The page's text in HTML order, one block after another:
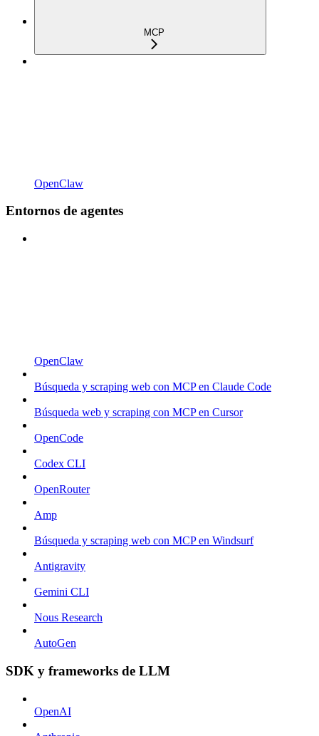
MCP
OpenClaw
Entornos de agentes
OpenClaw
Búsqueda y scraping web con MCP en Claude Code
Búsqueda web y scraping con MCP en Cursor
OpenCode
Codex CLI
OpenRouter
Amp
Búsqueda y scraping web con MCP en Windsurf
Antigravity
Gemini CLI
Nous Research
AutoGen
SDK y frameworks de LLM
OpenAI